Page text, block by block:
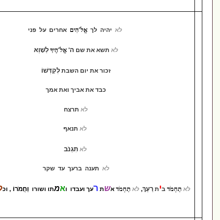
אחרים על פני
לַשָּׁוְא
אשתרעך ועבדו ו אמתו ושורו וַחֲמֹרוֹ , וכל אשרלרעך